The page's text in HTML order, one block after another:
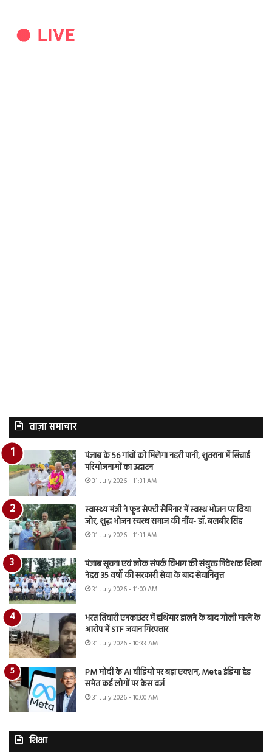
ताज़ा समाचार
पंजाब के 56 गांवों को मिलेगा नहरी पानी, शुतराना में सिंचाई
परियोजनाओं का उद्घाटन
31 July 2026 - 11:31 AM
स्वास्थ्य मंत्री ने फूड सेफ्टी सैमिनार में स्वस्थ भोजन पर दिया
जोर, शुद्ध भोजन स्वस्थ समाज की नींव- डॉ. बलबीर सिंह
31 July 2026 - 11:31 AM
पंजाब सूचना एवं लोक संपर्क विभाग की संयुक्त निदेशक शिखा
नेहरा 35 वर्षों की सरकारी सेवा के बाद सेवानिवृत्त
31 July 2026 - 11:00 AM
भरत तिवारी एनकाउंटर में हथियार डालने के बाद गोली मारने के
आरोप में STF जवान गिरफ्तार
31 July 2026 - 10:33 AM
PM मोदी के AI वीडियो पर बड़ा एक्शन, Meta इंडिया हेड
समेत कई लोगों पर केस दर्ज
31 July 2026 - 10:00 AM
शिक्षा